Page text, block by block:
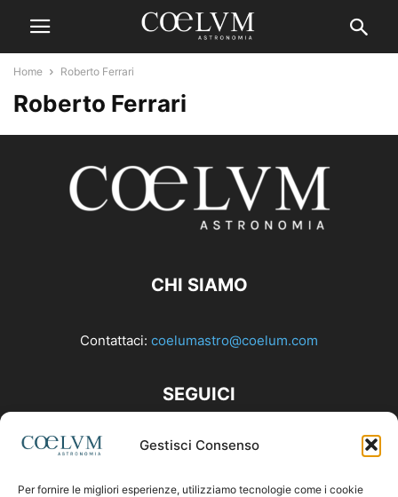
Gestisci Consenso
Per fornire le migliori esperienze, utilizziamo tecnologie come i cookie
Home Roberto Ferrari
Roberto Ferrari
CHI SIAMO
Contattaci: coelumastro@coelum.com
SEGUICI